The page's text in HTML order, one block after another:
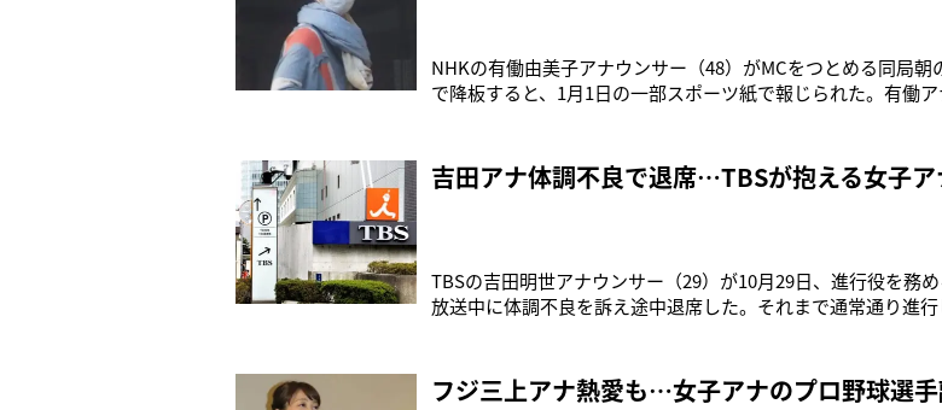
NHKの有働由美子アナウンサー（48）がMCをつとめる同局
で降板すると、1月1日の一部スポーツ紙で報じられた。有働
番組にもかかわらず「セックスレス」とテーマにするなど斬
た。しかし記事によると有働
吉田アナ体調不良で退席…TBSが抱える女子
TBSの吉田明世アナウンサー（29）が10月29日、進行役を務
放送中に体調不良を訴え途中退席した。それまで通常通り進
か？座って、座って」と気遣い、吉田アナは椅子に腰を下ろ
こでVTRに切り替わり、
フジ三上アナ熱愛も…女子アナのプロ野球選